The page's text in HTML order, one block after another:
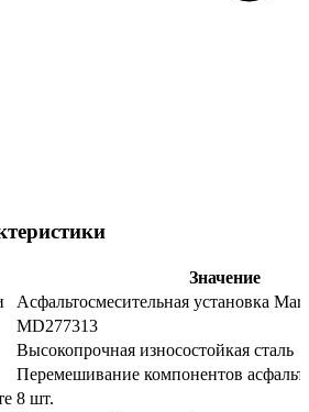
Значение
Асфальтосмесительная установка
MD277313
Высокопрочная износостойкая сталь
Перемешивание компонентов
8 шт.